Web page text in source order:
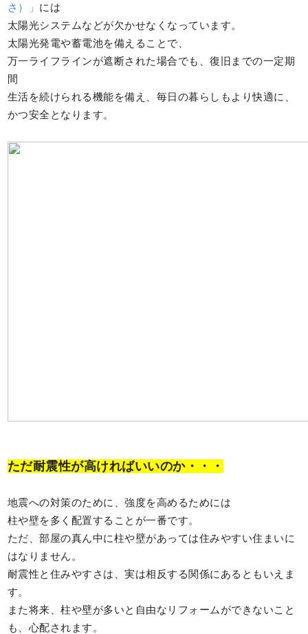
さ）」 には
太陽光システムなどが欠かせなくなっています。
太陽光発電や蓄電池を備えることで、
万一ライフラインが遮断された場合でも、復旧までの一定期
間
生活を続けられる機能を備え、毎日の暮らしもより快適に、
かつ安全となります。
ただ耐震性が高ければいいのか・・・
地震への対策のために、強度を高めるためには
柱や壁を多く配置することが一番です。
ただ、部屋の真ん中に柱や壁があっては住みやすい住まいに
はなりません。
耐震性と住みやすさは、実は相反する関係にあるともいえま
す。
また将来、柱や壁が多いと自由なリフォームができないこと
も、心配されます。